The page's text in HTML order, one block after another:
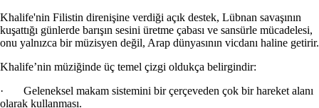
Khalife'nin Filistin direnişine verdiği açık destek, Lübnan savaşının
kuşattığı günlerde barışın sesini üretme çabası ve sansürle mücadelesi,
onu yalnızca bir müzisyen değil, Arap dünyasının vicdanı haline getirir.
Khalife’nin müziğinde üç temel çizgi oldukça belirgindir:
· Geleneksel makam sistemini bir çerçeveden çok bir hareket alanı
olarak kullanması.